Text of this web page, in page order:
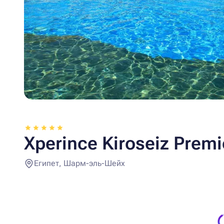
Xperince Kiroseiz
Египет, Шарм-эль-Шейх